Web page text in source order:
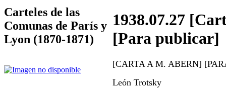
Carteles de las
Comunas de París y
Lyon (1870-1871)
1938.07.27
[Para publicar]
[CARTA A M. ABERN]
León Trotsky